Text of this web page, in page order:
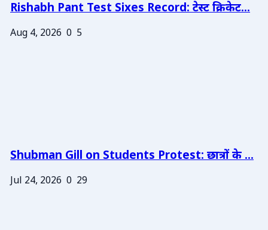
Rishabh Pant Test Sixes Record: टेस्ट क्रिकेट...
Aug 4, 2026 0 5
Shubman Gill on Students Protest: छात्रों के ...
Jul 24, 2026 0 29